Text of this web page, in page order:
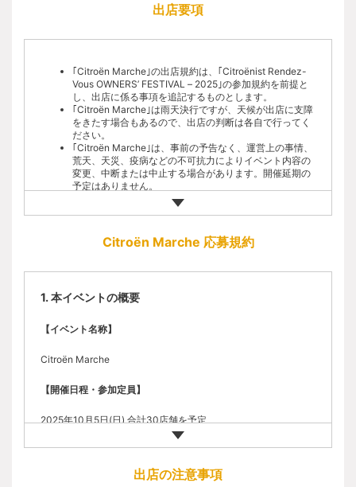
会場内駐車場は、車種や年式により区画を分けて駐車い
ただきます。詳細は、別途ご参加者様にご連絡します。
運転される方は必ず有効な免許証を携帯ください。状況
によってはご提示いただく場合もございます。
違法改造した車両でのご来場はできません。
会場内の安全確保のため、駐車場の入出時間に制限があ
ります。ご入場時間は参加確定後のお知らせをご覧くだ
さい。
遅刻した場合、会場内は安全確保のご入場できない場合
がございます。時間には余裕を持ってお越しください。
開催日当日、止むを得ず遅れる可能性がある場合は、事
務局緊急連絡先までお電話ください。
開催地は丘陵地となっております。会場周辺の坂道で車
両故障が起きた場合は、参加確定後にお知らせする事務
【免責について】
荒天・天災・疫病等によるイベントの中断・中止の際、
を主催者は負担できません。予めご了承ください。
の一切は、自己責任となりますのでご了承ください。
せんので予めご了承ください。
けてしまった場合、当事者の費用と負担に於いて原状回
会場でのお車やお手荷物、金銭などの盗難や万引き、破
損等に関する弁済責任を主催および事務局は負いませ
ん。お手回り品の管理は各自でしっかりと行ってくださ
参加注意事項をお守りいただけない場合や、他の参加者
への迷惑行為があった場合、主催者の判断により強制退
出店要項
｢Citroën Marche｣の出店規約は、｢Citroënist Rendez-
Vous OWNERS’ FESTIVAL – 2025｣の参加規約を前提と
し、出店に係る事項を追記するものとします。
｢Citroën Marche｣は雨天決行ですが、天候が出店に支障
をきたす場合もあるので、出店の判断は各自で行ってく
ださい。
｢Citroën Marche｣は、事前の予告なく、運営上の事情、
荒天、天災、疫病などの不可抗力によりイベント内容の
変更、中断または中止する場合があります。開催延期の
予定はありません。
｢Citroën Marche｣の出店資格には下記条件が必要となり
ン車でご来場いただける方。
事前応募のうえ、先着制にて主催者が定める方法で参加
｢Citroën Marche｣の出店料は無料です。売り上げに対す
｢Citroën Marche｣の出店に伴う会場までの交通費や宿泊
｢Citroën Marche｣の出店は、イベント参加に必要な項目
を入力した後に、｢Citroën Marche｣への出店希望欄に入
｢Citroën Marche｣は、参加希望者が多数想定されるた
み人数が、定員になり次第締め切ります
ースは１店につき車両の駐車場を含め約8m×約4mを想
定しております。
出店スペースの位置は、事務局にて公平性を持って事前
で予めご了承ください。
会場内の安全確保のため、出店スペースの車両入出時間
Citroën Marche 応募規約
1. 本イベントの概要
【イベント名称】
Citroën Marche
【開催日程・参加定員】
2025年10月5日(日) 合計30店舗を予定
【開催場所】
高山市位山交流広場（元モンデウス飛騨位山スノーパーク） 〒
出店の注意事項